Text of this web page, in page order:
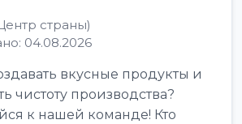
страны)
04.08.2026
вкусные продукты и
чистоту производства?
к нашей команде! Кто